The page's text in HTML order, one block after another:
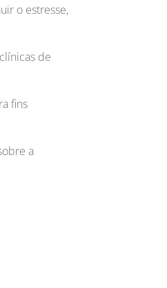
o estresse,
de
fins
a